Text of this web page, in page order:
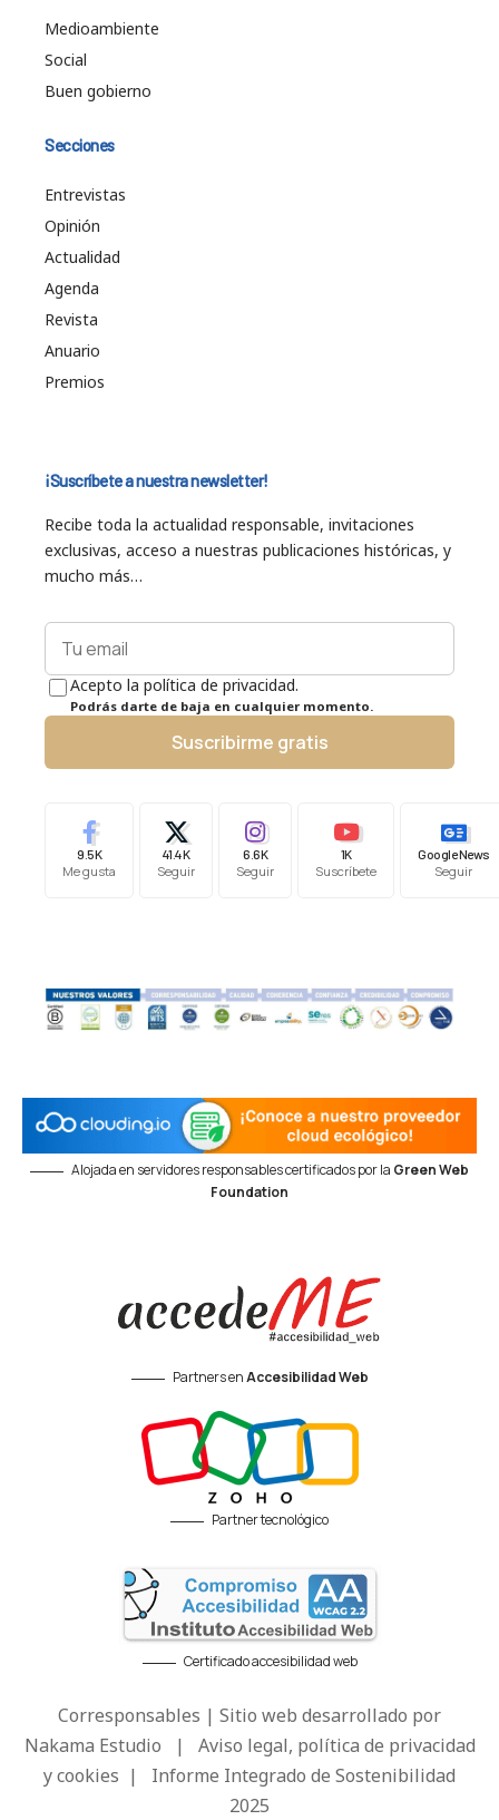
Medioambiente
Social
Buen gobierno
Secciones
Entrevistas
Opinión
Actualidad
Agenda
Revista
Anuario
Premios
¡Suscríbete a nuestra newsletter!
Recibe toda la actualidad responsable, invitaciones
exclusivas, acceso a nuestras publicaciones históricas, y
mucho más…
Acepto la política de privacidad.
Podrás darte de baja en cualquier momento.
Suscribirme gratis
9.5K
Me gusta
41.4K
Seguir
6.6K
Seguir
1K
Suscríbete
Google News
Seguir
Alojada en servidores responsables certificados por la Green Web
Foundation
Partners enAccesibilidad Web
Partner tecnológico
Certificado accesibilidad web
Corresponsables | Sitio web desarrollado por
Nakama Estudio | Aviso legal, política de privacidad
y cookies | Informe Integrado de Sostenibilidad
2025